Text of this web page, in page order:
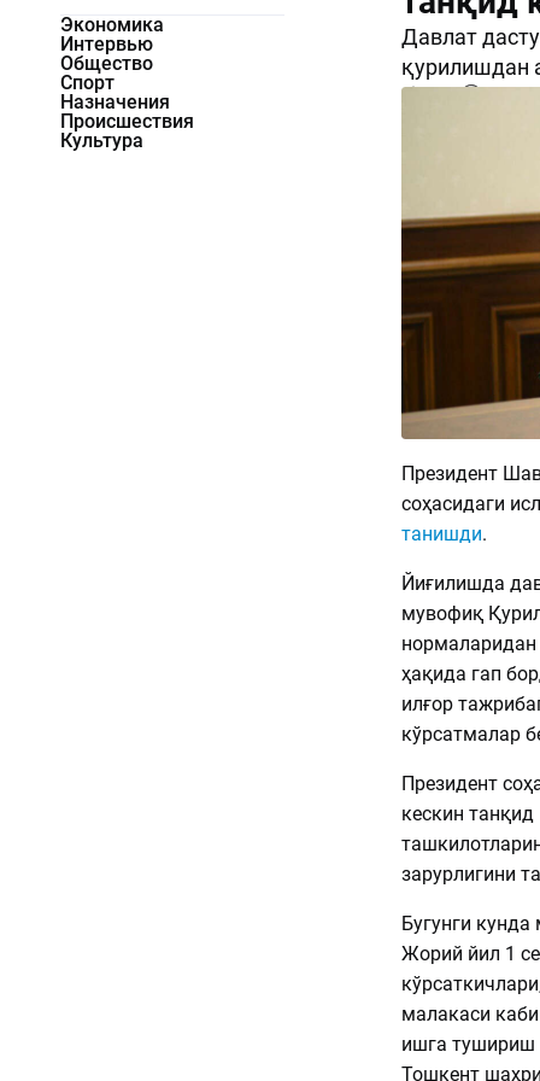
Экономика
Интервью
Общество
Спорт
Назначения
Происшествия
Культура
Давлат
қурилишдан
Президент
соҳасидаги
танишди.
Йиғилишда
мувофиқ
нормаларидан
ҳақида гап
илғор
кўрсатмалар
Президент
кескин
зарурлигини
Бугунги
Жорий йил 1
малакаси
ишга тушириш
Тошкент